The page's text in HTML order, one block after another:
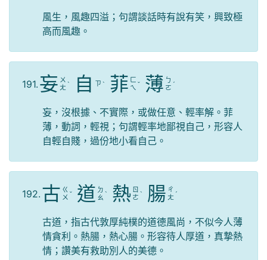
風生，風趣四溢；句謂談話時有說有笑，興致極
高而風趣。
191. 妄 ㄨ
ㄤ ˋ 自 ㄗ ˋ 菲 ㄈ
ㄟ ˇ 薄 ㄅ
ㄛ ˊ
妄，沒根據、不實際，或做任意、輕率解。菲
薄，動詞，輕視；句謂輕率地鄙視自己，形容人
自輕自賤，過份地小看自己。
192. 古 ㄍ
ㄨ ˇ 道 ㄉ
ㄠ ˋ 熱 ㄖ
ㄜ ˋ 腸 ㄔ
ㄤ ˊ
古道，指古代敦厚純樸的道德風尚，不似今人薄
情貪利。熱腸，熱心腸。形容待人厚道，真摯熱
情；讚美有救助別人的美德。